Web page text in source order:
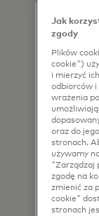
well as
shared
that I
free of
link
Jak
zgody
Plików
cookie")
i mierzyć
odbiorców i
wrażenia
oraz do
stronach.
używamy
"Zarządzaj
zgodę na
zmienić za
cookie"
stronach